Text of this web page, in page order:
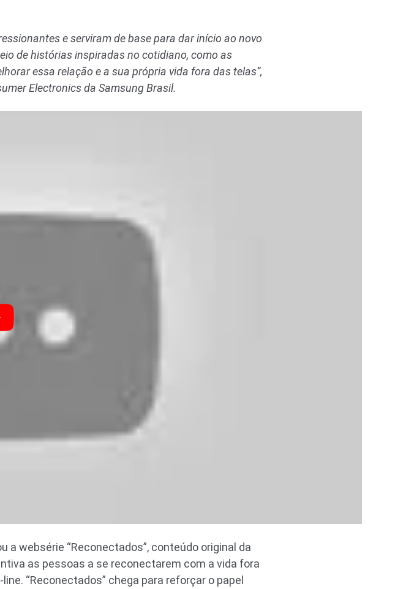
e serviram de base para dar início ao novo
de histórias inspiradas no cotidiano, como as
essa relação e a sua própria vida fora das telas”,
Electronics da Samsung Brasil.
websérie “Reconectados”, conteúdo original da
as pessoas a se reconectarem com a vida fora
“Reconectados” chega para reforçar o papel